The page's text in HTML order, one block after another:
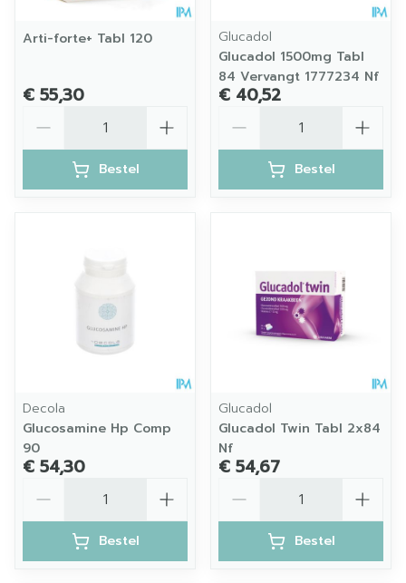
Arti-forte+ Tabl 120
€ 55,30
Bestel
Glucadol
Glucadol 1500mg Tabl
84 Vervangt 1777234 Nf
€ 40,52
Bestel
Decola
Glucosamine Hp Comp
90
€ 54,30
Bestel
Glucadol
Glucadol Twin Tabl 2x84
Nf
€ 54,67
Bestel